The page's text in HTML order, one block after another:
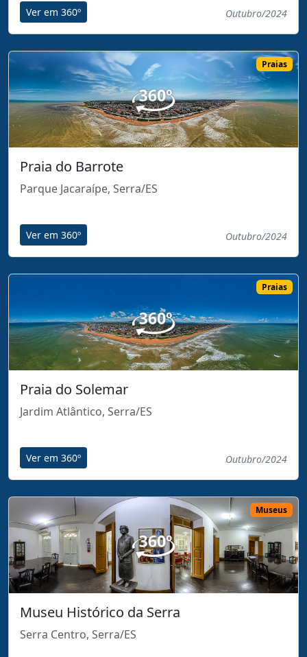
Ver em 360º Outubro/2024
Praias
Praia do Barrote
Parque Jacaraípe, Serra/ES
Ver em 360º Outubro/2024
Praias
Praia do Solemar
Jardim Atlântico, Serra/ES
Ver em 360º Outubro/2024
Museus
Museu Histórico da Serra
Serra Centro, Serra/ES